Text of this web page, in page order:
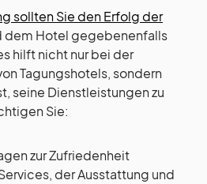
sollten Sie den Erfolg der
dem Hotel gegebenenfalls
hilft nicht nur bei der
Tagungshotels, sondern
seine Dienstleistungen zu
Sie:
zur Zufriedenheit
der Ausstattung und